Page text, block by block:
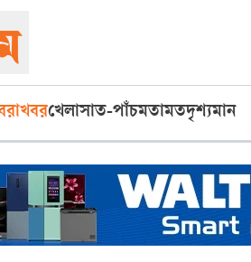
খেলাসাত-পাঁচমতামতদৃশ্যমান